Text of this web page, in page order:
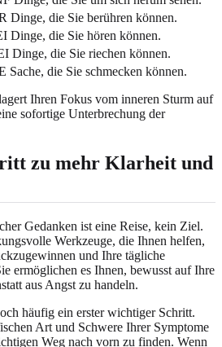
Dinge, die Sie berühren können.
Dinge, die Sie hören können.
Dinge, die Sie riechen können.
Sache, die Sie schmecken können.
Ihren Fokus vom inneren Sturm auf
sofortige Unterbrechung der
zu mehr Klarheit und
Gedanken ist eine Reise, kein Ziel.
Werkzeuge, die Ihnen helfen,
und Ihre tägliche
ermöglichen es Ihnen, bewusst auf Ihre
aus Angst zu handeln.
häufig ein erster wichtiger Schritt.
Art und Schwere Ihrer Symptome
Weg nach vorn zu finden. Wenn